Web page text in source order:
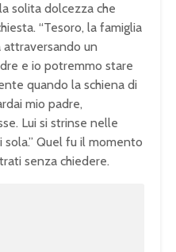
solita dolcezza che
“Tesoro, la famiglia
attraversando un
e io potremmo stare
quando la schiena di
mio padre,
Lui si strinse nelle
sola.” Quel fu il momento
senza chiedere.